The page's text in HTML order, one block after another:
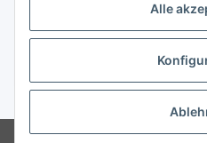
Alle
Vertrag
* Alle Preise inkl. gesetzlicher USt., zzgl.